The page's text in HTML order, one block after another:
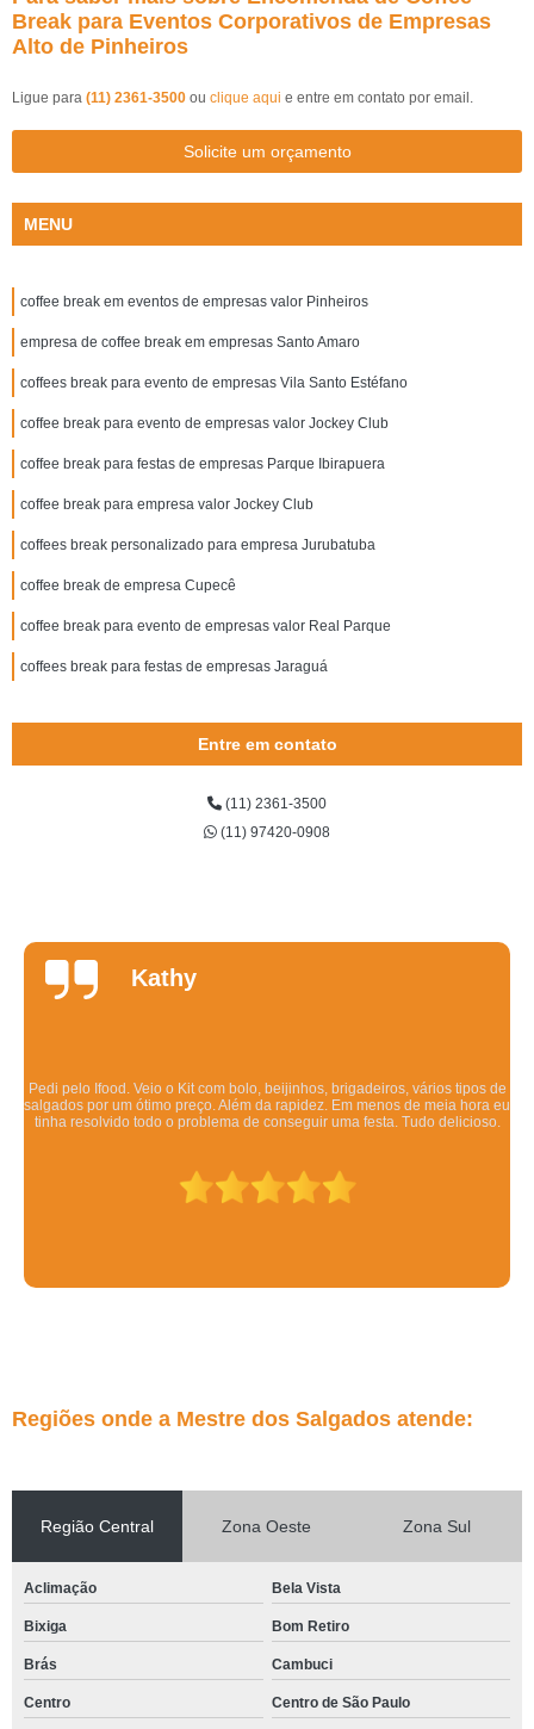
Break para Eventos Corporativos de Empresas
Alto de Pinheiros
Ligue para (11) 2361-3500 ou clique aqui e entre em contato por email.
Solicite um orçamento
MENU
coffee break em eventos de empresas valor Pinheiros
empresa de coffee break em empresas Santo Amaro
coffees break para evento de empresas Vila Santo Estéfano
coffee break para evento de empresas valor Jockey Club
coffee break para festas de empresas Parque Ibirapuera
coffee break para empresa valor Jockey Club
coffees break personalizado para empresa Jurubatuba
coffee break de empresa Cupecê
coffee break para evento de empresas valor Real Parque
coffees break para festas de empresas Jaraguá
Entre em contato
(11) 2361-3500
(11) 97420-0908
Quintela
Os salgadinhos são maravilhosos. Dizem pra esquentar no forno mas eu
esquento no microondas pra ser rápido e mesmo assim ficam deliciosos.
Todo mundo q comeu gostou.
Regiões onde a Mestre dos Salgados atende:
Região Central Zona Oeste Zona Sul
Aclimação Bela Vista
Bixiga Bom Retiro
Brás Cambuci
Centro Centro de São Paulo